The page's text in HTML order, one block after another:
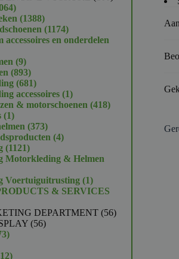
19064
producten
13881388
producten
11741174
producten
accessoires en onderdelen
99
producten
893893
producten
681681
producten
accessoires 11
product
& motorschoenen 418418
11
product
373373
producten
44
11211121
producten
Motorkleding & Helmen
Voertuiguitrusting 11
product
& SERVICES
DEPARTMENT 5656
5656
73
312